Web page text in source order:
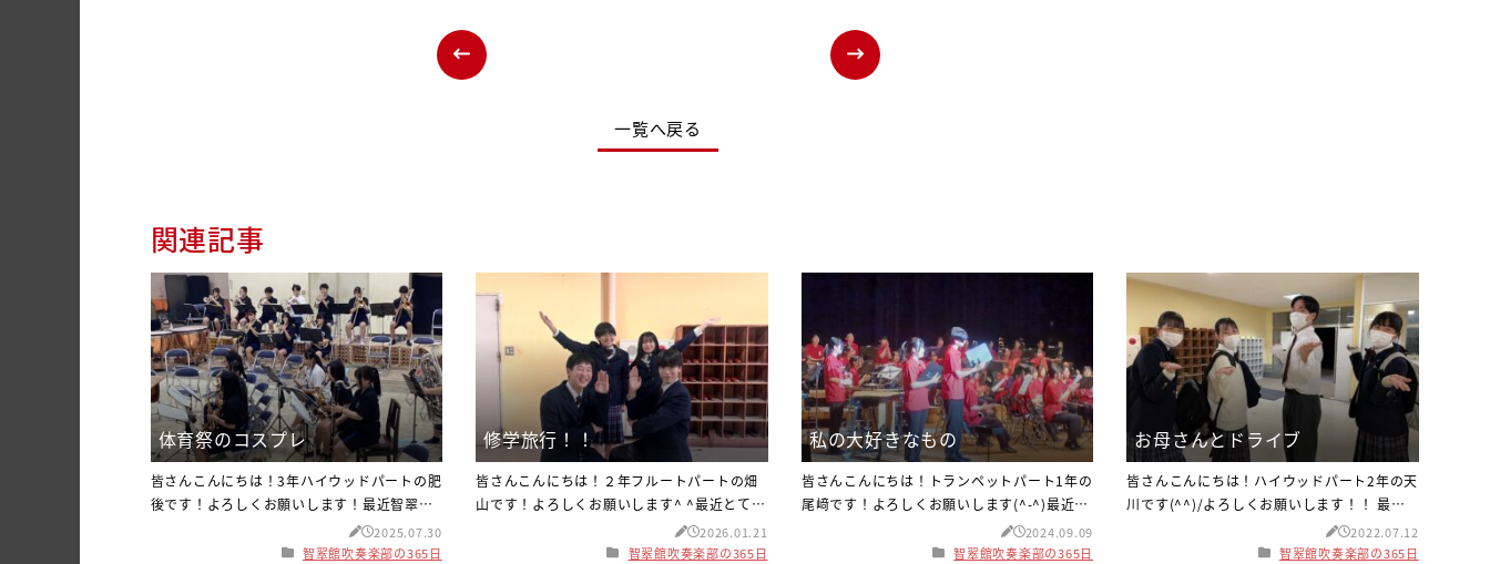
一覧へ戻る
関連記事
体育祭のコスプレ
皆さんこんにちは！3年ハイウッドパートの肥
後です！よろしくお願いします！最近智翠ブ
ラスでは風邪が流行っています！なので手洗
うがいをするようにしてます！みなさんも風
2025.07.30
智翠館吹奏楽部の365日
修学旅行！！
皆さんこんにちは！２年フルートパートの畑
山です！よろしくお願いします^ ^最近とても
寒くなってきて一気に冬を感じます！！体調
を崩すことがないよう温かくして過ごしまし
2026.01.21
智翠館吹奏楽部の365日
私の大好きなもの
皆さんこんにちは！トランペットパート1年の
尾﨑です！よろしくお願いします(^-^)最近は
季節の変わり目で天候が安定しないことがあ
ったりして、気分が下がってしまうことがあ
2024.09.09
智翠館吹奏楽部の365日
お母さんとドライブ
皆さんこんにちは！ハイウッドパート2年の天
川です(^^)/よろしくお願いします！！ 最近
は日差しが強くなってきていますね(ｰｰ;)夏じ
ゃないからと気を抜かず、しっかり水分補給
2022.07.12
智翠館吹奏楽部の365日